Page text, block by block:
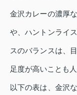
金沢カレーの濃厚
や、ハントンライ
スのバランスは、
足度が高いことも
以下の表は、金沢